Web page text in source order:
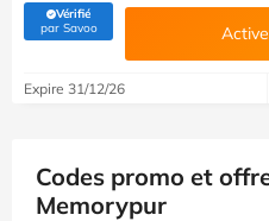
Vérifié
par Savoo(Vérifié par Savoo)
Expire 31/12/26
Codes promo et
Memorypur